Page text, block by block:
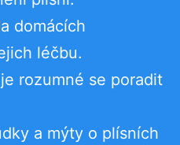
domácích
léčbu.
rozumné se poradit
a mýty o plísních